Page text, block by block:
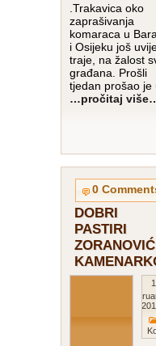
.Trakavica oko
zaprašivanja
komaraca u
i Osijeku još
traje, na žalost
građana. Prošli
tjedan prošao je
…pročitaj
0
DOBRI
PASTIRI